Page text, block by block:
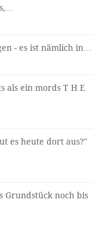
- es ist nämlich in…
als ein mords T H E
es heute dort aus?"
Grundstück noch bis